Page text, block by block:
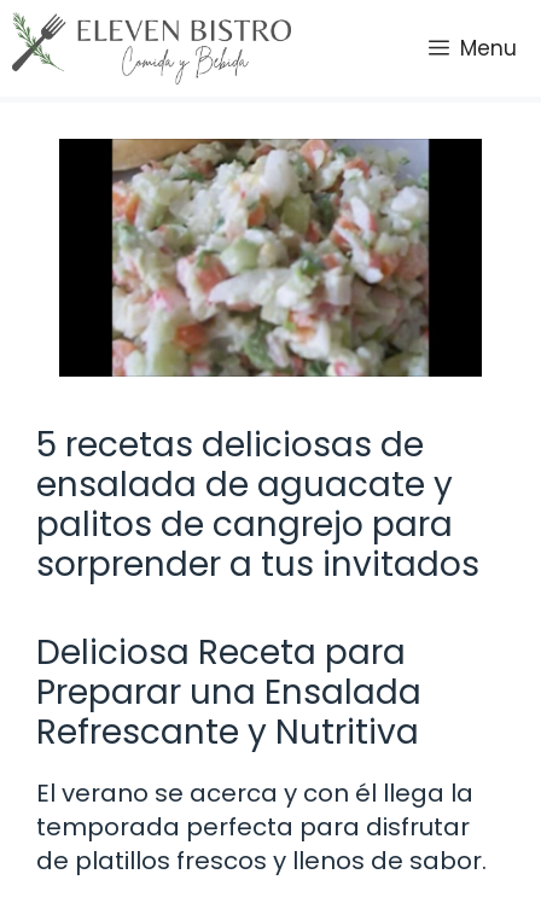
Saltar
al
contenido
Menu
5 recetas deliciosas de
ensalada de aguacate y
palitos de cangrejo para
sorprender a tus invitados
Deliciosa Receta para
Preparar una Ensalada
Refrescante y Nutritiva
El verano se acerca y con él llega la
temporada perfecta para disfrutar
de platillos frescos y llenos de sabor.